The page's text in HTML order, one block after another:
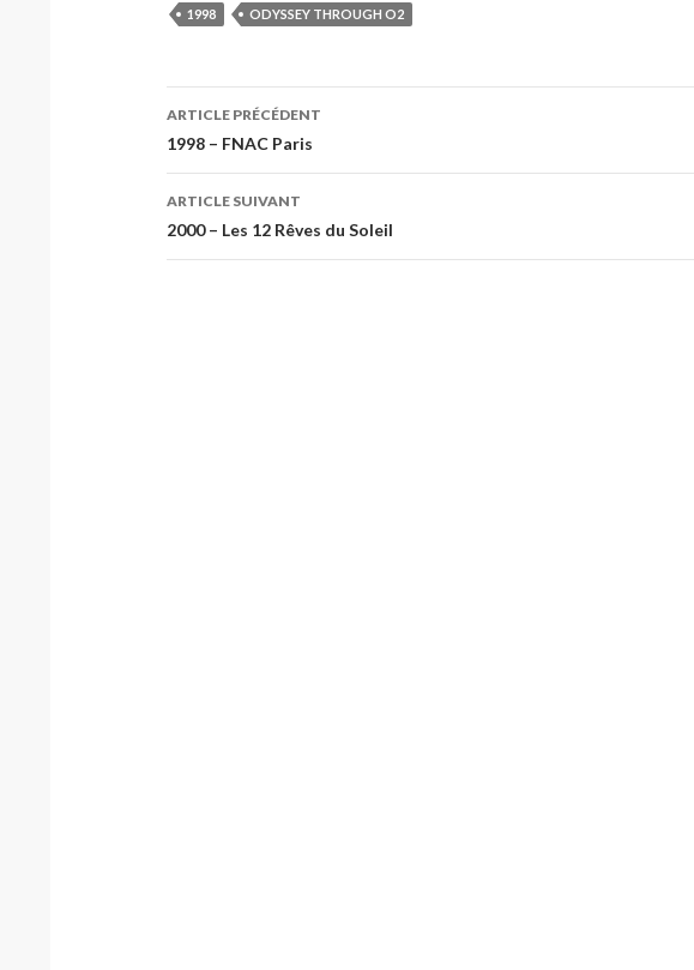
1998 ODYSSEY THROUGH O2
Navigation
des
articles
ARTICLE PRÉCÉDENT
1998 – FNAC Paris
ARTICLE SUIVANT
2000 – Les 12 Rêves du Soleil